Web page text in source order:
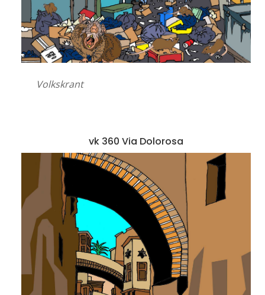
Volkskrant
vk 360 Via Dolorosa